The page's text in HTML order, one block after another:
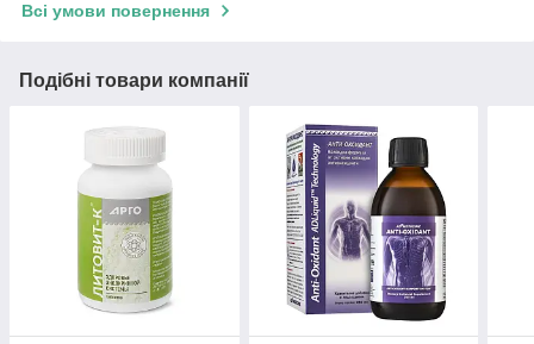
Всі умови повернення
Подібні товари компанії